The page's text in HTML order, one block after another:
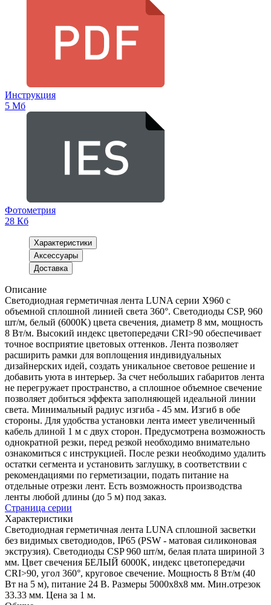
Инструкция
5 Мб
Фотометрия
28 Кб
Характеристики
Аксессуары
Доставка
Описание
Светодиодная герметичная лента LUNA серии X960 с
объемной сплошной линией света 360°. Светодиоды CSP, 960
шт/м, белый (6000K) цвета свечения, диаметр 8 мм, мощность
8 Вт/м. Высокий индекс цветопередачи CRI>90 обеспечивает
точное восприятие цветовых оттенков. Лента позволяет
расширить рамки для воплощения индивидуальных
дизайнерских идей, создать уникальное световое решение и
добавить уюта в интерьер. За счет небольших габаритов лента
не перегружает пространство, а сплошное объемное свечение
позволяет добиться эффекта заполняющей идеальной линии
света. Минимальный радиус изгиба - 45 мм. Изгиб в обе
стороны. Для удобства установки лента имеет увеличенный
кабель длиной 1 м с двух сторон. Предусмотрена возможность
однократной резки, перед резкой необходимо внимательно
ознакомиться с инструкцией. После резки необходимо удалить
остатки сегмента и установить заглушку, в соответствии с
рекомендациями по герметизации, подать питание на
отдельные отрезки лент. Есть возможность производства
ленты любой длины (до 5 м) под заказ.
Страница серии
Характеристики
Светодиодная герметичная лента LUNA сплошной засветки
без видимых светодиодов, IP65 (PSW - матовая силиконовая
экструзия). Светодиоды CSP 960 шт/м, белая плата шириной 3
мм. Цвет свечения БЕЛЫЙ 6000K, индекс цветопередачи
CRI>90, угол 360°, круговое свечение. Мощность 8 Вт/м (40
Вт на 5 м), питание 24 В. Размеры 5000х8х8 мм. Мин.отрезок
33.33 мм. Цена за 1 м.